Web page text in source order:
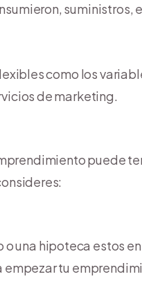
suministros,
como los
de marketing.
puede
una hipoteca estos
tu